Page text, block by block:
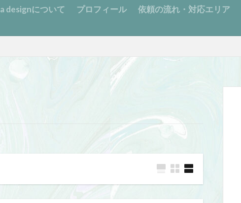
designについて プロフィール 依頼の流れ・対応エリア